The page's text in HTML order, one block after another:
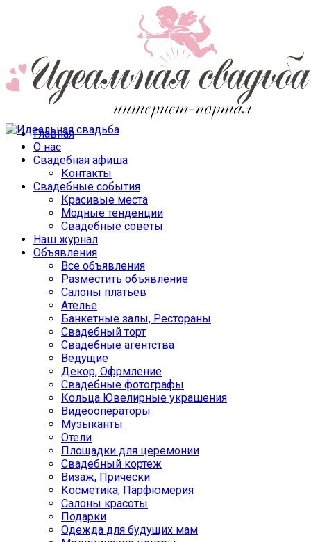
Главная
О нас
Свадебная афиша
Контакты
Свадебные события
Красивые места
Модные тенденции
Свадебные советы
Наш журнал
Объявления
Все объявления
Разместить объявление
Салоны платьев
Ателье
Банкетные залы, Рестораны
Свадебный торт
Свадебные агентства
Ведущие
Декор, Офрмление
Свадебные фотографы
Кольца Ювелирные украшения
Видеооператоры
Музыканты
Отели
Площадки для церемонии
Свадебный кортеж
Визаж, Прически
Косметика, Парфюмерия
Салоны красоты
Подарки
Одежда для будущих мам